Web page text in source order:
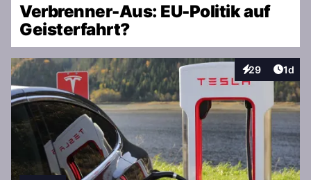
Verbrenner-Aus: EU-Politik auf
Geisterfahrt?
29
Interaktionen
1d